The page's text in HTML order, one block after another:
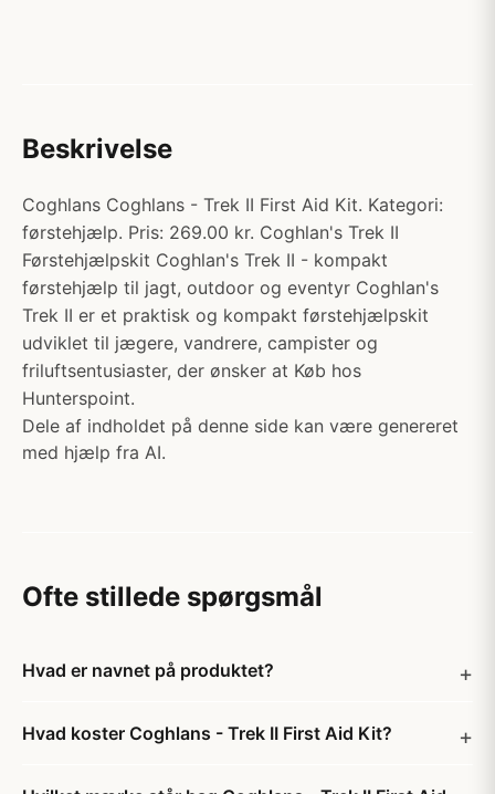
Beskrivelse
Coghlans Coghlans - Trek II First Aid Kit. Kategori:
førstehjælp. Pris: 269.00 kr. Coghlan's Trek II
Førstehjælpskit Coghlan's Trek II - kompakt
førstehjælp til jagt, outdoor og eventyr Coghlan's
Trek II er et praktisk og kompakt førstehjælpskit
udviklet til jægere, vandrere, campister og
friluftsentusiaster, der ønsker at Køb hos
Hunterspoint.
Dele af indholdet på denne side kan være genereret
med hjælp fra AI.
Ofte stillede spørgsmål
Hvad er navnet på produktet?
Hvad koster Coghlans - Trek II First Aid Kit?